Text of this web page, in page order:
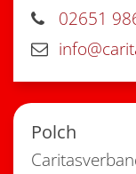
02651
Polch